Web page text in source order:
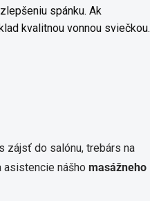
spánku. Ak
kvalitnou vonnou sviečkou.
zájsť do salónu, trebárs na
asistencie nášho masážneho